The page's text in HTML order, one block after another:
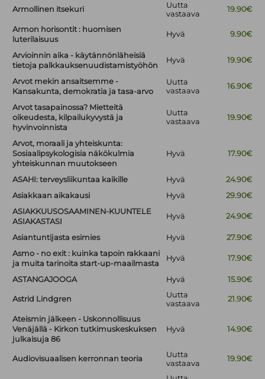
Armollinen itsekuri
Uutta
vastaava
19.90€
Armon horisontit : huomisen
luterilaisuus
Hyvä 9.90€
Arvioinnin aika - käytännönläheisiä
tietoja palkkauksenuudistamistyöhön
Hyvä 19.90€
Arvot mekin ansaitsemme -
Kansakunta, demokratia ja tasa-arvo
Uutta
vastaava
16.90€
Arvot tasapainossa? Mietteitä
oikeudesta, kilpailukyvystä ja
hyvinvoinnista
Uutta
vastaava
19.90€
Arvot, moraali ja yhteiskunta:
Sosiaalipsykologisia näkökulmia
yhteiskunnan muutokseen
Hyvä 17.90€
ASAHI: terveysliikuntaa kaikille Hyvä
24.90€
Asiakkaan aikakausi
Hyvä
29.90€
ASIAKKUUSOSAAMINEN-KUUNTELE
ASIAKASTASI
Hyvä 24.90€
Asiantuntijasta esimies Hyvä
27.90€
Asmo - no exit : kuinka tapoin rakkaani
ja muita tarinoita start-up-maailmasta
Hyvä 17.90€
ASTANGAJOOGA Hyvä 15.90€
Astrid Lindgren
Uutta
vastaava
21.90€
Ateismin jälkeen - Uskonnollisuus
Venäjällä - Kirkon tutkimuskeskuksen
julkaisuja 86
Hyvä 14.90€
Audiovisuaalisen kerronnan teoria
Uutta
vastaava
19.90€